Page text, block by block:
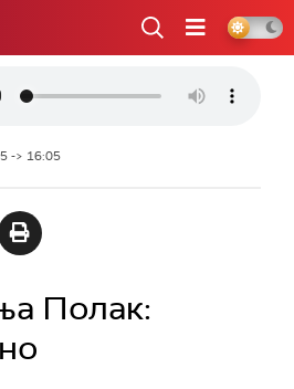
-> 16:05
Полак: